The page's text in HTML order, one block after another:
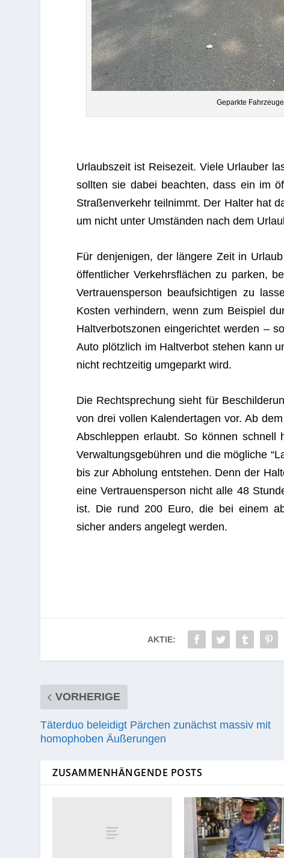
Geparkte
Urlaubs­zeit ist Rei­se­zeit. Viele Urlau­ber
soll­ten sie dabei beach­ten, dass ein im
Stra­ßen­ver­kehr teil­nimmt. Der Hal­ter hat
um nicht unter Umstän­den nach dem
Für den­je­ni­gen, der län­gere Zeit in
öffent­li­cher Ver­kehrs­flä­chen zu par­ken,
Ver­trau­ens­per­son beauf­sich­ti­gen zu
Kos­ten ver­hin­dern, wenn zum Bei­spiel
Halt­ver­bots­zo­nen ein­ge­rich­tet wer­den –
Auto plötz­lich im Halt­ver­bot ste­hen kann
nicht recht­zei­tig umge­parkt wird.
Die Recht­spre­chung sieht für
von drei vol­len Kalen­der­ta­gen vor. Ab
Abschlep­pen erlaubt. So kön­nen schnell
Ver­wal­tungs­ge­büh­ren und die mög­li­che
bis zur Abho­lung ent­ste­hen. Denn der
eine Ver­trau­ens­per­son nicht alle 48
ist. Die rund 200 Euro, die bei einem
sicher anders ange­legt werden.
AKTIE:
VORHERIGE
Täterduo beleidigt Pärchen zunächst massiv mit
homophoben Äußerungen
ZUSAMMENHÄNGENDE POSTS